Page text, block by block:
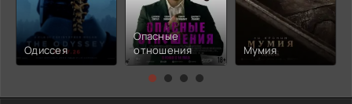
Одиссея
Опасные
отношения
Мумия